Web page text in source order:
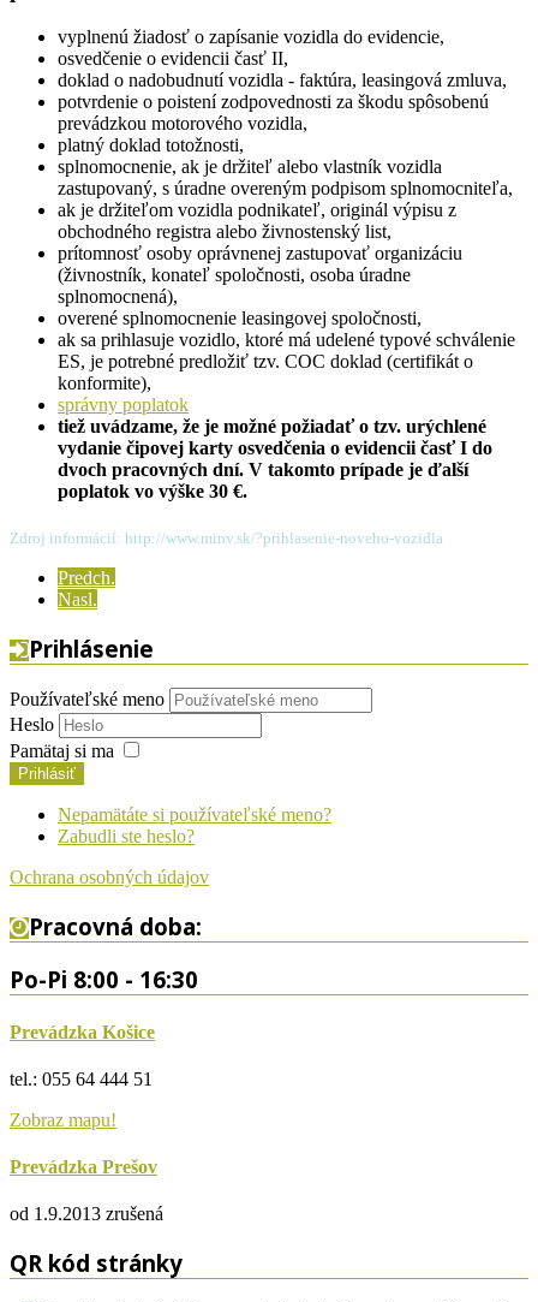
vyplnenú žiadosť o zapísanie vozidla do evidencie,
osvedčenie o evidencii časť II,
doklad o nadobudnutí vozidla - faktúra, leasingová zmluva,
potvrdenie o poistení zodpovednosti za škodu spôsobenú
prevádzkou motorového vozidla,
platný doklad totožnosti,
splnomocnenie, ak je držiteľ alebo vlastník vozidla
zastupovaný, s úradne overeným podpisom splnomocniteľa,
ak je držiteľom vozidla podnikateľ, originál výpisu z
obchodného registra alebo živnostenský list,
prítomnosť osoby oprávnenej zastupovať organizáciu
(živnostník, konateľ spoločnosti, osoba úradne
splnomocnená),
overené splnomocnenie leasingovej spoločnosti,
ak sa prihlasuje vozidlo, ktoré má udelené typové schválenie
ES, je potrebné predložiť tzv. COC doklad (certifikát o
konformite),
správny poplatok
tiež uvádzame, že je možné požiadať o tzv. urýchlené
vydanie čipovej karty osvedčenia o evidencii časť I do
dvoch pracovných dní. V takomto prípade je ďalší
poplatok vo výške 30 €.
Zdroj informácií: http://www.minv.sk/?prihlasenie-noveho-vozidla
Predch.
Nasl.
Prihlásenie
Používateľské meno
Heslo
Pamätaj si ma
Prihlásiť
Nepamätáte si používateľské meno?
Zabudli ste heslo?
Ochrana osobných údajov
Pracovná doba:
Po-Pi 8:00 - 16:30
Prevádzka Košice
tel.: 055 64 444 51
Zobraz mapu!
Prevádzka Prešov
od 1.9.2013 zrušená
QR kód stránky